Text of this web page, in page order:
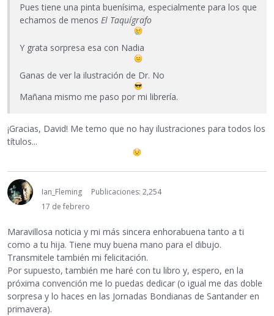
Pues tiene una pinta buenísima, especialmente para los que
echamos de menos El Taquígrafo
Y grata sorpresa esa con Nadia
Ganas de ver la ilustración de Dr. No
Mañana mismo me paso por mi librería.
¡Gracias, David! Me temo que no hay ilustraciones para todos los
títulos...
Ian_Fleming
Publicaciones: 2,254
17 de febrero
Maravillosa noticia y mi más sincera enhorabuena tanto a ti
como a tu hija. Tiene muy buena mano para el dibujo.
Transmitele también mi felicitación.
Por supuesto, también me haré con tu libro y, espero, en la
próxima convención me lo puedas dedicar (o igual me das doble
sorpresa y lo haces en las Jornadas Bondianas de Santander en
primavera).